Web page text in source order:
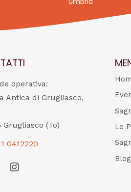
operativa:
Antica di Grugliasco,
Grugliasco (To)
0412220
Le
Blog